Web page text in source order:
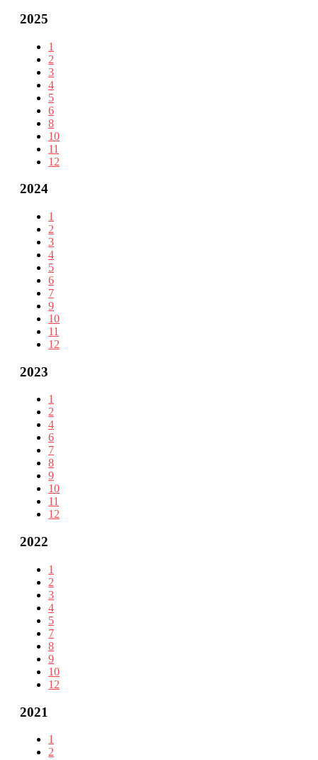
2025
1
2
3
4
5
6
8
10
11
12
2024
1
2
3
4
5
6
7
9
10
11
12
2023
1
2
4
6
7
8
9
10
11
12
2022
1
2
3
4
5
7
8
9
10
12
2021
1
2